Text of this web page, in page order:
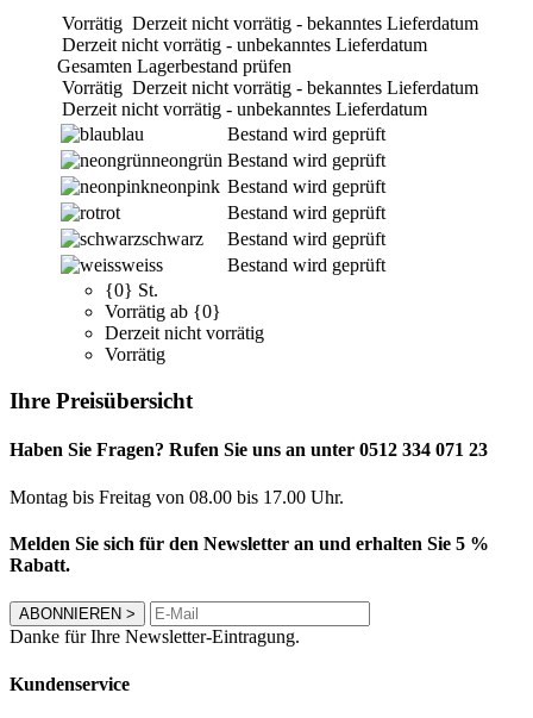
Vorrätig Derzeit nicht vorrätig - bekanntes Lieferdatum
Derzeit nicht vorrätig - unbekanntes Lieferdatum
Gesamten Lagerbestand prüfen
Vorrätig Derzeit nicht vorrätig - bekanntes Lieferdatum
Derzeit nicht vorrätig - unbekanntes Lieferdatum
blau
Bestand wird geprüft
neongrün Bestand wird geprüft
neonpink Bestand wird geprüft
rot
Bestand wird geprüft
schwarz
Bestand wird geprüft
weiss
Bestand wird geprüft
{0} St.
Vorrätig ab {0}
Derzeit nicht vorrätig
Vorrätig
Ihre Preisübersicht
Haben Sie Fragen? Rufen Sie uns an unter 0512 334 071 23
Montag bis Freitag von 08.00 bis 17.00 Uhr.
Melden Sie sich für den Newsletter an und erhalten Sie 5 %
Rabatt.
ABONNIEREN >
Danke für Ihre Newsletter-Eintragung.
Kundenservice